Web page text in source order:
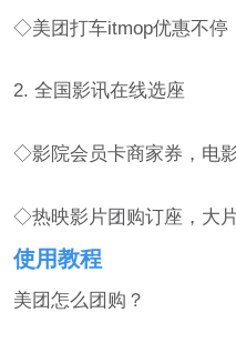
◇美团打车itmop优惠不停
2. 全国影讯在线选座
◇影院会员卡商家券，电
◇热映影片团购订座，大
使用教程
美团怎么团购？